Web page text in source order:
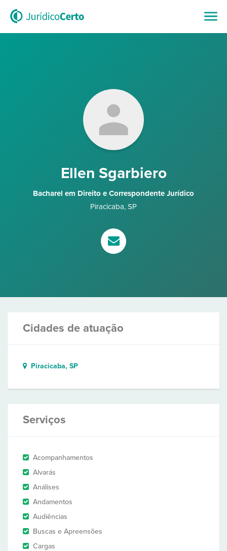
Ellen Sgarbiero
Bacharel em Direito e Correspondente Jurídico
Piracicaba, SP
Cidades de atuação
Piracicaba, SP
Serviços
Acompanhamentos
Alvarás
Análises
Andamentos
Audiências
Buscas e Apreensões
Cargas